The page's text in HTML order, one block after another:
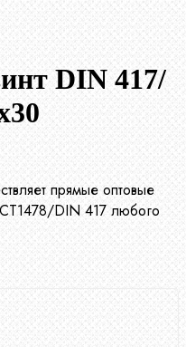
DIN 417/
прямые оптовые
DIN 417 любого